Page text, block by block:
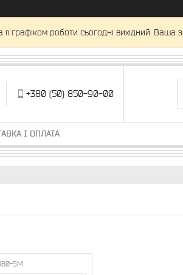
графіком роботи сьогодні вихідний.
+380 (50) 850-90-00
І ОПЛАТА
5M